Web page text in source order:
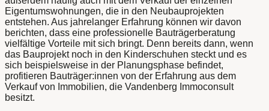
Eigentumswohnungen, die in den Neubauprojekten
entstehen. Aus jahrelanger Erfahrung können wir davon
berichten, dass eine professionelle Bauträgerberatung
vielfältige Vorteile mit sich bringt. Denn bereits dann, wenn
das Bauprojekt noch in den Kinderschuhen steckt und es
sich beispielsweise in der Planungsphase befindet,
profitieren Bauträger:innen von der Erfahrung aus dem
Verkauf von Immobilien, die Vandenberg Immoconsult
besitzt.